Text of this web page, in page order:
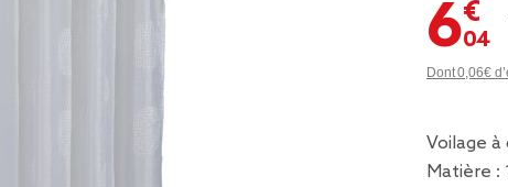
6,04 €
Dont 0,06€
Voilage
Matière :